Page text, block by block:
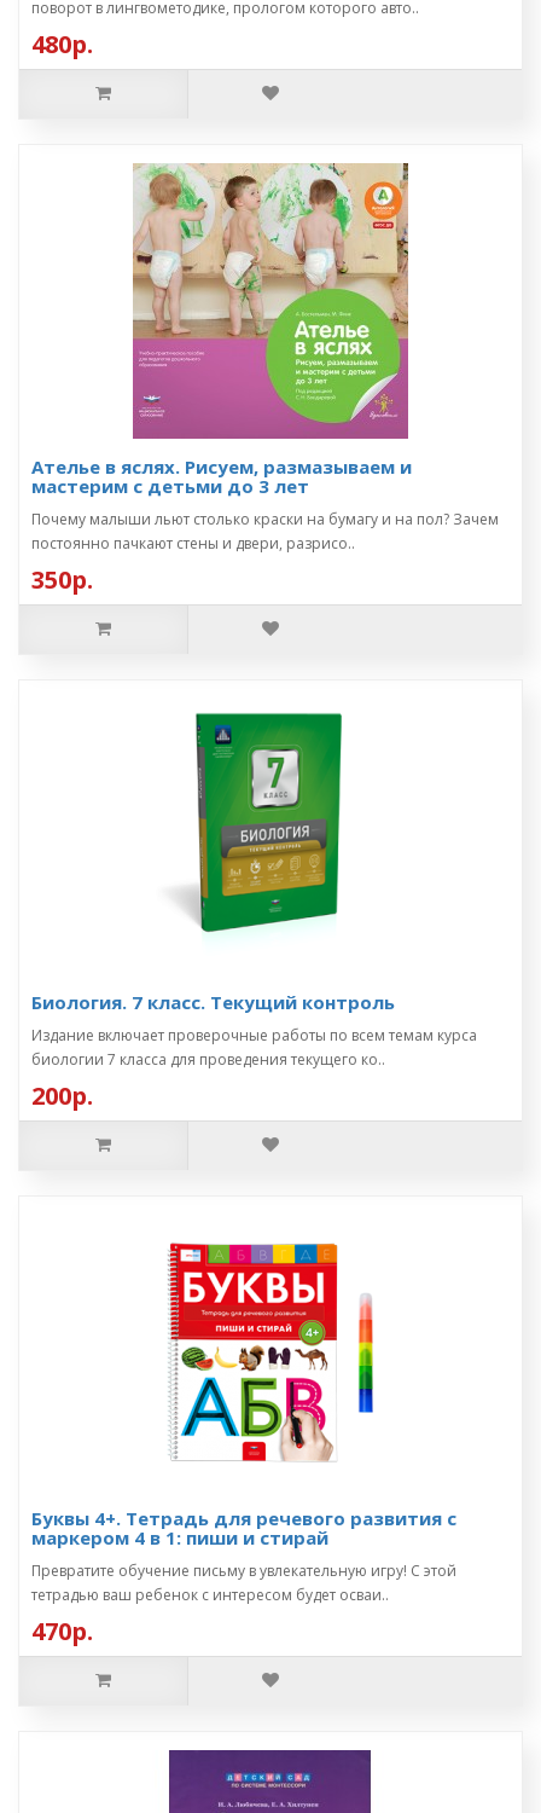
поворот в лингвометодике, прологом которого авто..
480р.
Ателье в яслях. Рисуем, размазываем и
мастерим с детьми до 3 лет
Почему малыши льют столько краски на бумагу и на пол? Зачем
постоянно пачкают стены и двери, разрисо..
350р.
Биология. 7 класс. Текущий контроль
Издание включает проверочные работы по всем темам курса
биологии 7 класса для проведения текущего ко..
200р.
Буквы 4+. Тетрадь для речевого развития с
маркером 4 в 1: пиши и стирай
Превратите обучение письму в увлекательную игру! С этой
тетрадью ваш ребенок с интересом будет осваи..
470р.